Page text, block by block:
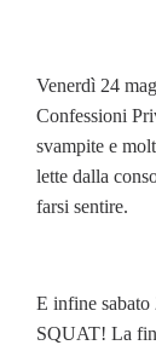
Venerdì 24
Confessioni
svampite e
lette dalla
farsi sentire.
E infine sabato
SQUAT! La